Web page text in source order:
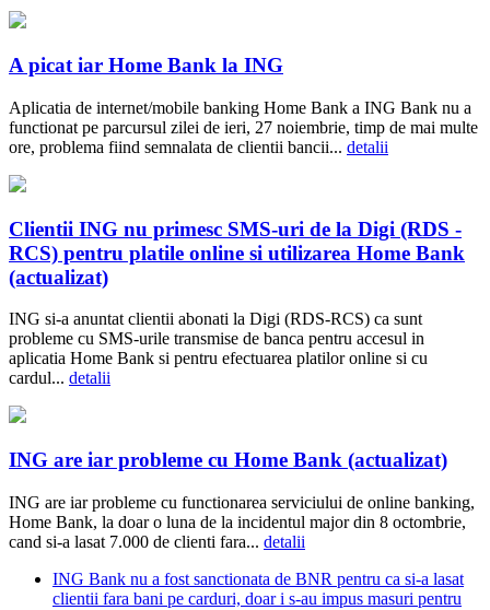
A picat iar Home Bank la ING
Aplicatia de internet/mobile banking Home Bank a ING Bank nu a
functionat pe parcursul zilei de ieri, 27 noiembrie, timp de mai multe
ore, problema fiind semnalata de clientii bancii... detalii
Clientii ING nu primesc SMS-uri de la Digi (RDS -
RCS) pentru platile online si utilizarea Home Bank
(actualizat)
ING si-a anuntat clientii abonati la Digi (RDS-RCS) ca sunt
probleme cu SMS-urile transmise de banca pentru accesul in
aplicatia Home Bank si pentru efectuarea platilor online si cu
cardul... detalii
ING are iar probleme cu Home Bank (actualizat)
ING are iar probleme cu functionarea serviciului de online banking,
Home Bank, la doar o luna de la incidentul major din 8 octombrie,
cand si-a lasat 7.000 de clienti fara... detalii
ING Bank nu a fost sanctionata de BNR pentru ca si-a lasat
clientii fara bani pe carduri, doar i s-au impus masuri pentru